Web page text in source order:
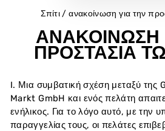
Σπίτι / ανακοίνωση για την
ΑΝΑΚΟΊΝΩΣΗ
ΠΡΟΣΤΑΣΊΑ
I. Μια συμβατική σχέση μεταξύ της
Markt GmbH και ενός πελάτη
ενήλικος. Για το λόγο αυτό, με την
παραγγελίας τους, οι πελάτες